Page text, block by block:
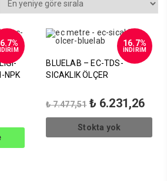
sıralandı
NPK
BLUELAB – EC-TDS-
SICAKLIK ÖLÇER
₺7.477,51 Orijinal
fiyat:
₺ 7.477,51.
₺ 6.231,26Şu
16.7%
İNDİRİM
Stokta yok